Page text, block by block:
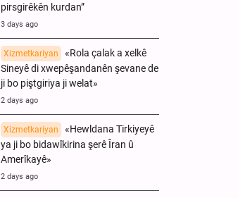
pirsgirêkên kurdan”
3 days ago
Xizmetkariyan
«Rola çalak a xelkê
Sineyê di xwepêşandanên şevane de
ji bo piştgiriya ji welat»
2 days ago
Xizmetkariyan
«Hewldana Tirkiyeyê
ya ji bo bidawîkirina şerê Îran û
Amerîkayê»
2 days ago